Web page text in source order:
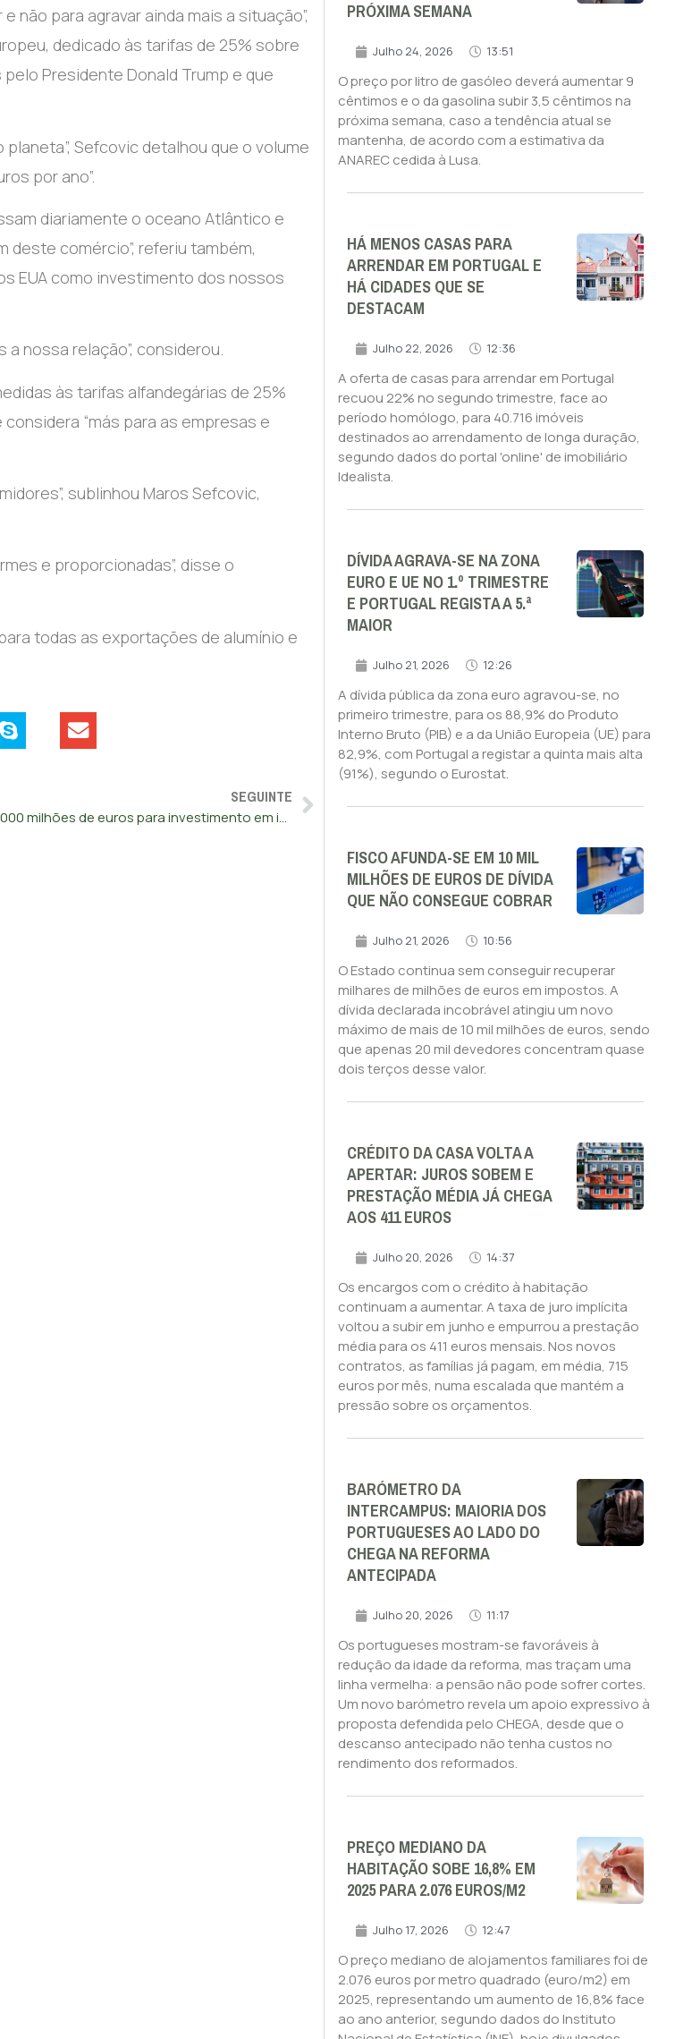
para agravar ainda mais a situação”,
dedicado às tarifas de 25% sobre
Presidente Donald Trump e que
Sefcovic detalhou que o volume
por ano”.
diariamente o oceano Atlântico e
comércio”, referiu também,
EUA como investimento dos nossos
nossa relação”, considerou.
às tarifas alfandegárias de 25%
“más para as empresas e
sublinhou Maros Sefcovic,
e proporcionadas”, disse o
todas as exportações de alumínio e
SEGUINTE
UE mobiliza 200.000 milhões de euros para investimento em inteligência artificial
PRÓXIMA SEMANA
Julho 24, 2026 13:51
O preço por litro de gasóleo deverá aumentar 9
cêntimos e o da gasolina subir 3,5 cêntimos na
próxima semana, caso a tendência atual se
mantenha, de acordo com a estimativa da
ANAREC cedida à Lusa.
HÁ MENOS CASAS PARA
ARRENDAR EM PORTUGAL E
HÁ CIDADES QUE SE
DESTACAM
Julho 22, 2026 12:36
A oferta de casas para arrendar em Portugal
recuou 22% no segundo trimestre, face ao
período homólogo, para 40.716 imóveis
destinados ao arrendamento de longa duração,
segundo dados do portal 'online' de imobiliário
Idealista.
DÍVIDA AGRAVA-SE NA ZONA
EURO E UE NO 1.º TRIMESTRE
E PORTUGAL REGISTA A 5.ª
MAIOR
Julho 21, 2026 12:26
A dívida pública da zona euro agravou-se, no
primeiro trimestre, para os 88,9% do Produto
Interno Bruto (PIB) e a da União Europeia (UE) para
82,9%, com Portugal a registar a quinta mais alta
(91%), segundo o Eurostat.
FISCO AFUNDA-SE EM 10 MIL
MILHÕES DE EUROS DE DÍVIDA
QUE NÃO CONSEGUE COBRAR
Julho 21, 2026 10:56
O Estado continua sem conseguir recuperar
milhares de milhões de euros em impostos. A
dívida declarada incobrável atingiu um novo
máximo de mais de 10 mil milhões de euros, sendo
que apenas 20 mil devedores concentram quase
dois terços desse valor.
CRÉDITO DA CASA VOLTA A
APERTAR: JUROS SOBEM E
PRESTAÇÃO MÉDIA JÁ CHEGA
AOS 411 EUROS
Julho 20, 2026 14:37
Os encargos com o crédito à habitação
continuam a aumentar. A taxa de juro implícita
voltou a subir em junho e empurrou a prestação
média para os 411 euros mensais. Nos novos
contratos, as famílias já pagam, em média, 715
euros por mês, numa escalada que mantém a
pressão sobre os orçamentos.
BARÓMETRO DA
INTERCAMPUS: MAIORIA DOS
PORTUGUESES AO LADO DO
CHEGA NA REFORMA
ANTECIPADA
Julho 20, 2026 11:17
Os portugueses mostram-se favoráveis à
redução da idade da reforma, mas traçam uma
linha vermelha: a pensão não pode sofrer cortes.
Um novo barómetro revela um apoio expressivo à
proposta defendida pelo CHEGA, desde que o
descanso antecipado não tenha custos no
rendimento dos reformados.
PREÇO MEDIANO DA
HABITAÇÃO SOBE 16,8% EM
2025 PARA 2.076 EUROS/M2
Julho 17, 2026 12:47
O preço mediano de alojamentos familiares foi de
2.076 euros por metro quadrado (euro/m2) em
2025, representando um aumento de 16,8% face
ao ano anterior, segundo dados do Instituto